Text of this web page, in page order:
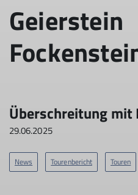
Überschreitung mit
29.06.2025
News Tourenbericht Touren